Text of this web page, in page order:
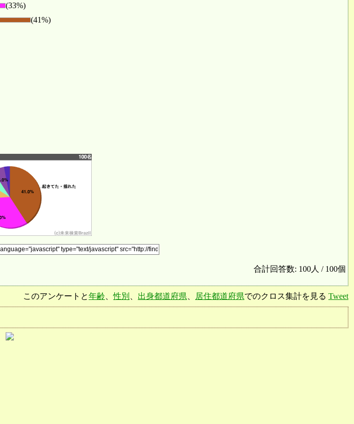
(33%)
(41%)
合計回答数: 100人 / 100個
このアンケートと年齢 、性別 出身都道府県 居住都道府県でのクロス集計を見る Tweet